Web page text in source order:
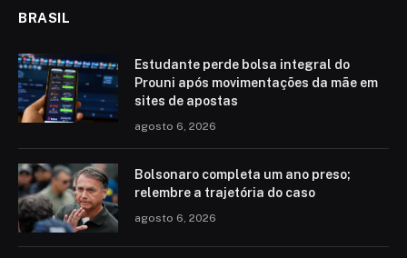
BRASIL
Estudante perde bolsa integral do
Prouni após movimentações da mãe em
sites de apostas
agosto 6, 2026
Bolsonaro completa um ano preso;
relembre a trajetória do caso
agosto 6, 2026